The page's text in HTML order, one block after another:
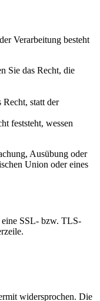
Verarbeitung besteht
Sie das Recht, die
statt der
feststeht, wessen
Ausübung oder
Union oder eines
eine SSL- bzw. TLS-
widersprochen. Die